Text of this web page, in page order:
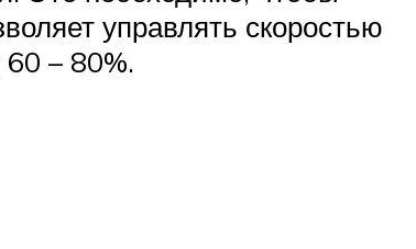
управлять скоростью
– 80%.